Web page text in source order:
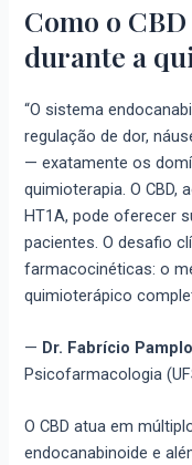
Como o
durante a
“O sistema
regulação de dor,
— exatamente os
quimioterapia. O CBD,
HT1A, pode oferecer
pacientes. O desafio
farmacocinéticas: o
quimioterápico
— Dr. Fabrício
Psicofarmacologia
O CBD atua em
endocanabinoide e